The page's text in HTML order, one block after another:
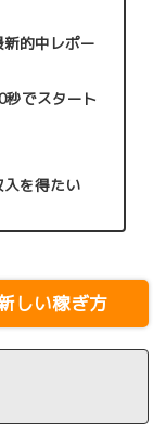
的中レポー
でスタート
入を得たい
しい稼ぎ方